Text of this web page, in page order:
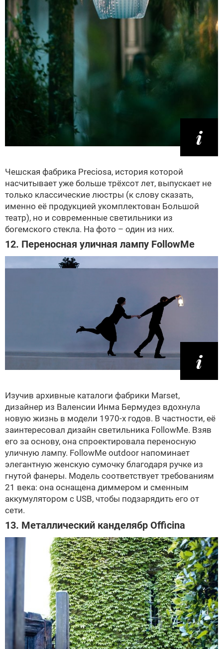
Чешская фабрика Preciosa, история которой
насчитывает уже больше трёхсот лет, выпускает не
только классические люстры (к слову сказать,
именно её продукцией укомплектован Большой
театр), но и современные светильники из
богемского стекла. На фото – один из них.
12. Переносная уличная лампу FollowMe
Изучив архивные каталоги фабрики Marset,
дизайнер из Валенсии Инма Бермудез вдохнула
новую жизнь в модели 1970-х годов. В частности, её
заинтересовал дизайн светильника FollowMe. Взяв
его за основу, она спроектировала переносную
уличную лампу. FollowMe outdoor напоминает
элегантную женскую сумочку благодаря ручке из
гнутой фанеры. Модель соответствует требованиям
21 века: она оснащена диммером и сменным
аккумулятором с USB, чтобы подзарядить его от
сети.
13. Металлический канделябр Officina